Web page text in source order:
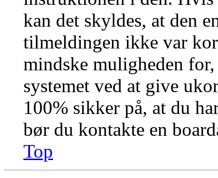
kan det skyldes, at den
tilmeldingen ikke var
mindske muligheden
systemet ved at give
100% sikker på, at du
bør du kontakte en
Top